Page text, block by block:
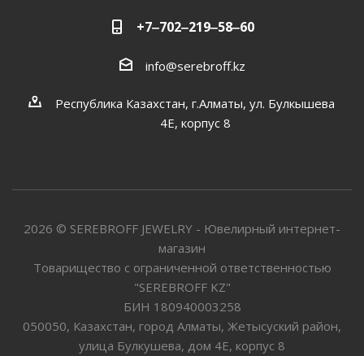
+7‒702‒219‒58‒60
info@serebroff.kz
Республика Казахстан, г.Алматы, ул. Булкышева
4Е, корпус 8
2026 © SEREBROFF JEWELRY - Ювелирный интернет-
магазин
Товарищество с ограниченной ответственностью
"SEREBROFF KZ"
БИН 180940003258
050050, Казахстан, город Алматы, Жетысуский район,
улица Булкушева, дом 4Е, корпус 8